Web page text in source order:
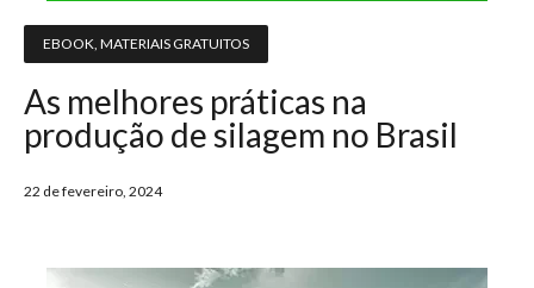
EBOOK, MATERIAIS GRATUITOS
As melhores práticas na
produção de silagem no Brasil
22 de fevereiro, 2024